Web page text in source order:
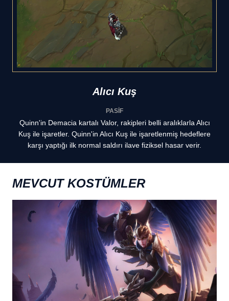
Alıcı Kuş
PASİF
Quinn'in Demacia kartalı Valor, rakipleri belli aralıklarla Alıcı
Kuş ile işaretler. Quinn'in Alıcı Kuş ile işaretlenmiş hedeflere
karşı yaptığı ilk normal saldırı ilave fiziksel hasar verir.
MEVCUT KOSTÜMLER